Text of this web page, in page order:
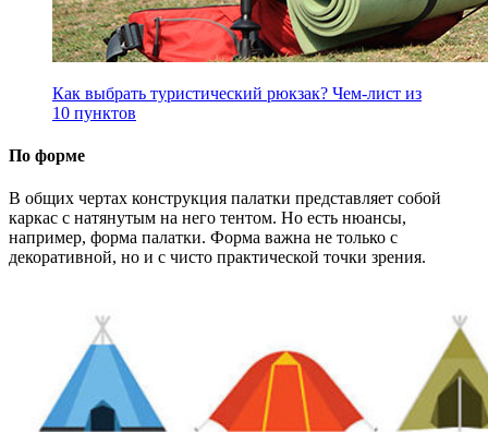
Как выбрать туристический рюкзак? Чем-лист из
10 пунктов
По форме
В общих чертах конструкция палатки представляет собой
каркас с натянутым на него тентом. Но есть нюансы,
например, форма палатки. Форма важна не только с
декоративной, но и с чисто практической точки зрения.